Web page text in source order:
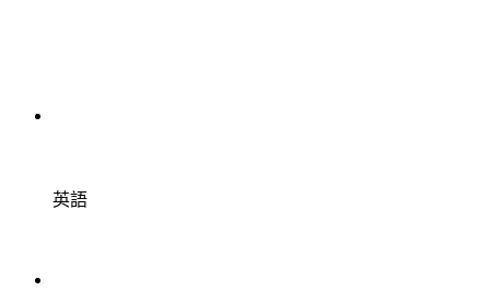
英語